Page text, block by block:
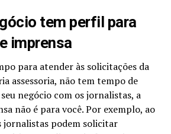
tem perfil para
imprensa
para atender às solicitações da
assessoria, não tem tempo de
negócio com os jornalistas, a
não é para você. Por exemplo, ao
jornalistas podem solicitar